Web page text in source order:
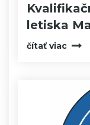
letiska
čítať viac